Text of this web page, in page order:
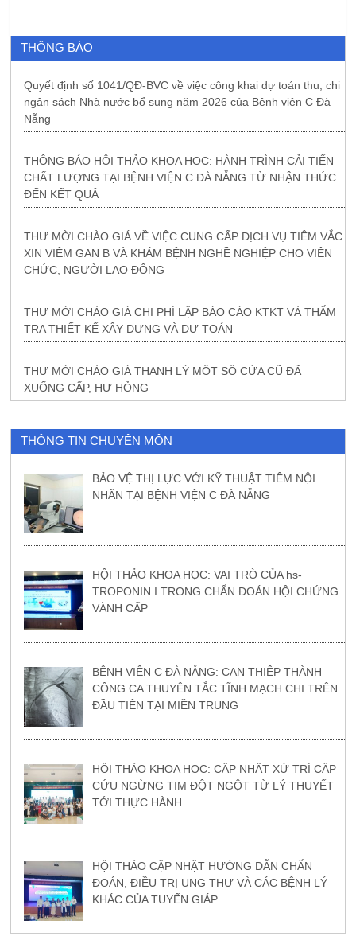
THÔNG BÁO
Quyết định số 1041/QĐ-BVC về việc công khai dự toán thu, chi
ngân sách Nhà nước bổ sung năm 2026 của Bệnh viện C Đà
Nẵng
THÔNG BÁO HỘI THẢO KHOA HỌC: HÀNH TRÌNH CẢI TIẾN
CHẤT LƯỢNG TẠI BỆNH VIỆN C ĐÀ NẴNG TỪ NHẬN THỨC
ĐẾN KẾT QUẢ
THƯ MỜI CHÀO GIÁ VỀ VIỆC CUNG CẤP DỊCH VỤ TIÊM VẮC
XIN VIÊM GAN B VÀ KHÁM BỆNH NGHỀ NGHIỆP CHO VIÊN
CHỨC, NGƯỜI LAO ĐỘNG
THƯ MỜI CHÀO GIÁ CHI PHÍ LẬP BÁO CÁO KTKT VÀ THẨM
TRA THIẾT KẾ XÂY DỰNG VÀ DỰ TOÁN
THƯ MỜI CHÀO GIÁ THANH LÝ MỘT SỐ CỬA CŨ ĐÃ
XUỐNG CẤP, HƯ HỎNG
THÔNG TIN CHUYÊN MÔN
BẢO VỆ THỊ LỰC VỚI KỸ THUẬT TIÊM NỘI
NHÃN TẠI BỆNH VIỆN C ĐÀ NẴNG
HỘI THẢO KHOA HỌC: VAI TRÒ CỦA hs-
TROPONIN I TRONG CHẨN ĐOÁN HỘI CHỨNG
VÀNH CẤP
BỆNH VIỆN C ĐÀ NẴNG: CAN THIỆP THÀNH
CÔNG CA THUYÊN TẮC TĨNH MẠCH CHI TRÊN
ĐẦU TIÊN TẠI MIỀN TRUNG
HỘI THẢO KHOA HỌC: CẬP NHẬT XỬ TRÍ CẤP
CỨU NGỪNG TIM ĐỘT NGỘT TỪ LÝ THUYẾT
TỚI THỰC HÀNH
HỘI THẢO CẬP NHẬT HƯỚNG DẪN CHẨN
ĐOÁN, ĐIỀU TRỊ UNG THƯ VÀ CÁC BỆNH LÝ
KHÁC CỦA TUYẾN GIÁP